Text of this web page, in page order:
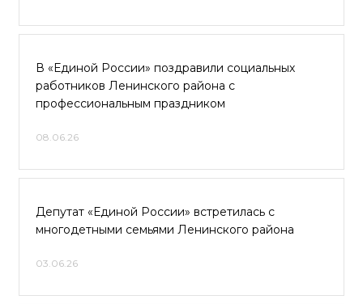
В «Единой России» поздравили социальных
работников Ленинского района с
профессиональным праздником
08.06.26
Депутат «Единой России» встретилась с
многодетными семьями Ленинского района
03.06.26